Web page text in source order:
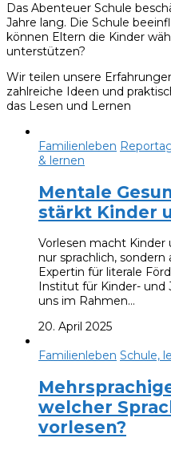
Das Abenteuer Schule
Jahre lang. Die Schule
können Eltern die Kinder
unterstützen?
Wir teilen unsere
zahlreiche Ideen und
das Lesen und Lernen
Familienleben
& lernen
Mentale
stärkt Kinder
Vorlesen macht Kinder
nur sprachlich, sondern
Expertin für literale
Institut für Kinder- und
uns im Rahmen…
20. April 2025
Familienleben Schule,
welcher
vorlesen?